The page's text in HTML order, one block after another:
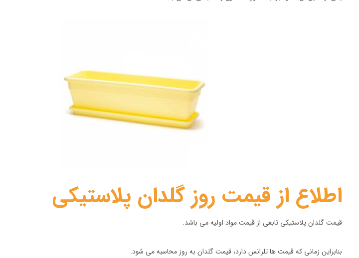
اطلاع از قیمت روز گلدان پلاستیکی
قیمت گلدان پلاستیکی تابعی از قیمت مواد اولیه می باشد.
بنابراین زمانی که قیمت ها تلرانس دارد، قیمت گلدان به روز محاسبه می شود.